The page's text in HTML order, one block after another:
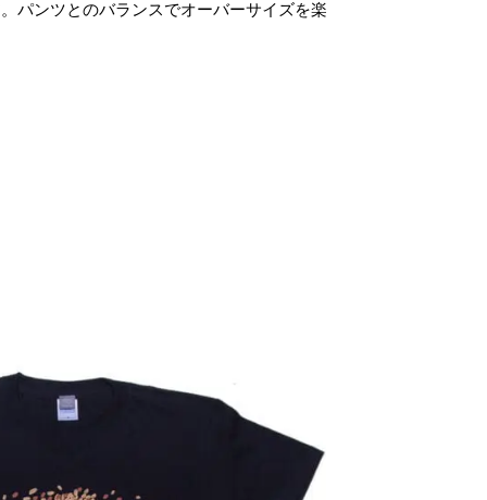
パンツとのバランスでオーバーサイズを楽